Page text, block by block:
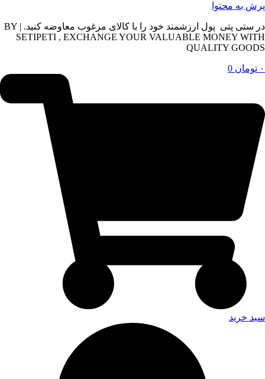
پرش به محتوا
در ستی پتی پول ارزشمند خود را با کالای مرغوب معاوضه کنید. | BY
SETIPETI , EXCHANGE YOUR VALUABLE MONEY WITH
QUALITY GOODS
۰ تومان 0
سبد خرید